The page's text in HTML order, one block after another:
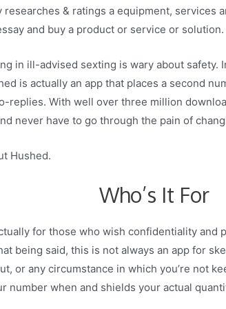
& ratings a equipment, services
and buy a product or service or solution.
in ill-advised sexting is wary about
is actually an app that places a second
replies. With well over three million
never have to go through the pain of
Hushed.
Who’s It For
for those who wish confidentiality and
being said, this is not always an app for
or any circumstance in which you’re not
number when and shields your actual